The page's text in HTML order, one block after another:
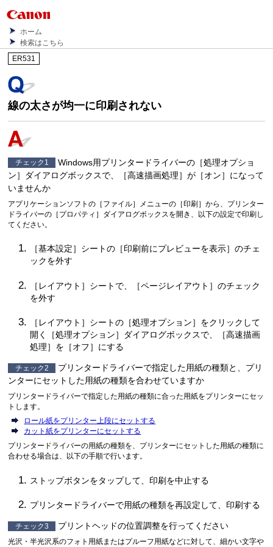
ホーム
検索はこちら
ER531
線の太さが均一に印刷されない
チェック1 Windows用プリンタードライバーの［処理オプショ
ン］ダイアログボックスで、［高速描画処理］が［オン］になって
いませんか
アプリケーションソフトの［ ファイル］メニューの［印刷 ］から、プリンター
ドライバーの［ プロパティ ］ダイアログボックスを開き、以下の設定で印刷し
てください。
［基本設定］シートの［印刷前にプレビューを表示］のチェ
ックを外す
［ レイアウト ］シートで、［ページレイアウト ］のチェック
を外す
［ レイアウト ］シートの［処理オプション］をクリックして
開く［処理オプション］ダイアログボックスで、［高速描画
処理］を［オフ］にする
チェック2
プリンタードライバーで指定した用紙の種類と、プリ
ンターにセットした用紙の種類を合わせていますか
プリンタードライバーで指定した用紙の種類に合った用紙をプリンターにセッ
トします。
ロール紙をプリンター上段にセットする
カット紙をプリンターにセットする
プリンタードライバーの用紙の種類を、プリンターにセットした用紙の種類に
合わせる場合は、以下の手順で行います。
ストップボタンをタップして、印刷を中止する
プリンタードライバーで用紙の種類を再設定して、印刷する
チェック3 プリントヘッドの位置調整を行ってください
光沢・半光沢系のフォト用紙またはプルーフ用紙などに対して、細かい文字や